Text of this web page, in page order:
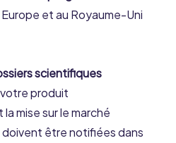
et au Royaume-Uni
scientifiques
produit
la mise sur le marché
doivent être notifiées dans